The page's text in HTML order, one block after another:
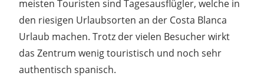
meisten Touristen sind Tagesausflügler, welche in
den riesigen Urlaubsorten an der Costa Blanca
Urlaub machen. Trotz der vielen Besucher wirkt
das Zentrum wenig touristisch und noch sehr
authentisch spanisch.